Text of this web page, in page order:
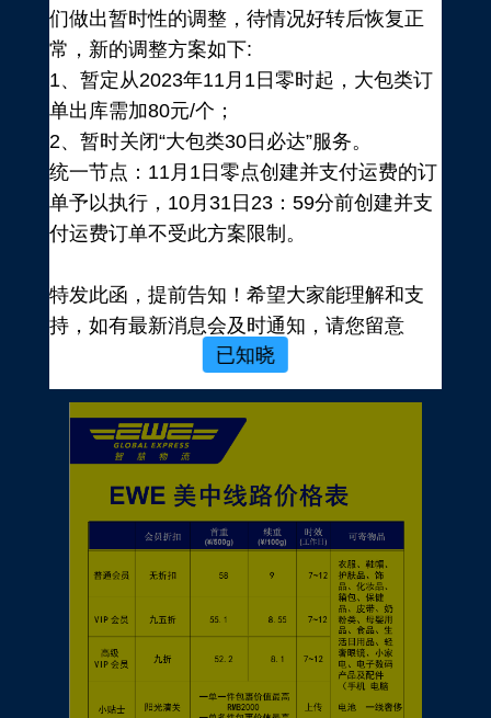
登录
注册新手有礼
价格表
们做出暂时性的调整，待情况好转后恢复正
常，新的调整方案如下:
1、暂定从2023年11月1日零时起，大包类订
单出库需加80元/个；
2、暂时关闭“大包类30日必达”服务。
统一节点：11月1日零点创建并支付运费的订
单予以执行，10月31日23：59分前创建并支
付运费订单不受此方案限制。
特发此函，提前告知！希望大家能理解和支
持，如有最新消息会及时通知，请您留意
EWE转运官网公告，再次感谢您的配合与支
持！
EWE US EXPRESS INC.
2023年10月19日
已知晓